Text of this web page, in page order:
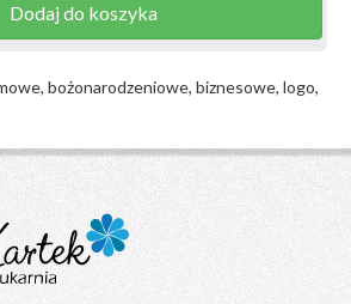
Dodaj do koszyka
bożonarodzeniowe, biznesowe, logo,